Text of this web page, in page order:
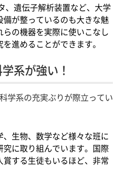
、遺伝子解析装置など、大学
が整っているのも大きな魅
の機器を実際に使いこなし
進めることができます。
系が強い！
学系の充実ぶりが際立ってい
、生物、数学など様々な班に
に取り組んでいます。国際
する生徒もいるほど、非常